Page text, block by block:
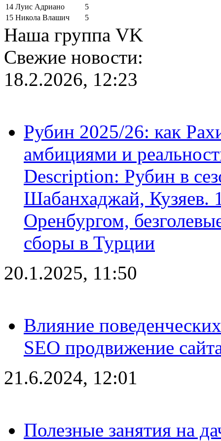
14 Луис Адриано
5
15 Никола Влашич 5
Наша группа VK
Свежие новости:
18.2.2026, 12:23
Рубин 2025/26: как
амбициями и
Description: Рубин в
Шабанхаджай, Кузяев.
Оренбургом,
сборы в Турции
20.1.2025, 11:50
Влияние
SEO продвижение
21.6.2024, 12:01
Полезные занятия на